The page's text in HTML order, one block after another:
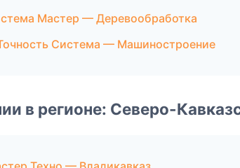
Мастер — Деревообработка
Система — Машиностроение
в регионе: Северо-